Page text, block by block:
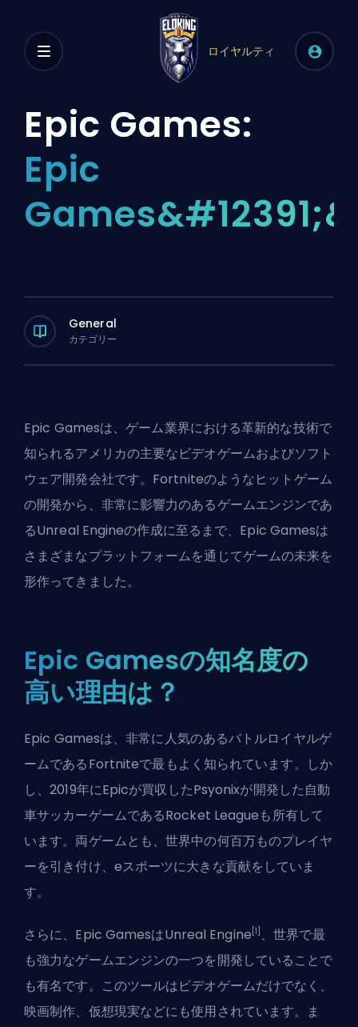
ロイヤルティ
Epic Games:
Epic
General
カテゴリー
Epic Gamesは、ゲーム業界における革新的な技術で
知られるアメリカの主要なビデオゲームおよびソフト
ウェア開発会社です。 Fortniteのようなヒットゲーム
の開発から、非常に影響力のあるゲームエンジンであ
るUnreal Engineの作成に至るまで、Epic Gamesは
さまざまなプラットフォームを通じてゲームの未来を
形作ってきました。
Epic Gamesの知名度の
高い理由は？
Epic Gamesは、非常に人気のあるバトルロイヤルゲ
ームであるFortniteで最もよく知られています。しか
し、2019年にEpicが買収したPsyonixが開発した自動
車サッカーゲームであるRocket Leagueも所有して
います。両ゲームとも、世界中の何百万ものプレイヤ
ーを引き付け、eスポーツに大きな貢献をしていま
す。
さらに、Epic GamesはUnreal Engine [1] 、世界で最
も強力なゲームエンジンの一つを開発していることで
も有名です。このツールはビデオゲームだけでなく、
映画制作、仮想現実などにも使用されています。ま